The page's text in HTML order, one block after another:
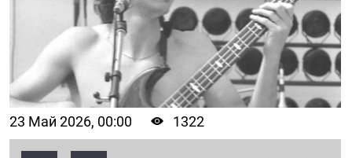
23 Май 2026, 00:00 1322